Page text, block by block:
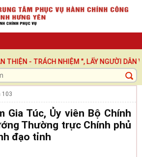
", LẤY NGƯỜI DÂN VÀ DOANH
103
Gia Túc, Ủy viên Bộ Chính
Thường trực Chính phủ
đạo tỉnh